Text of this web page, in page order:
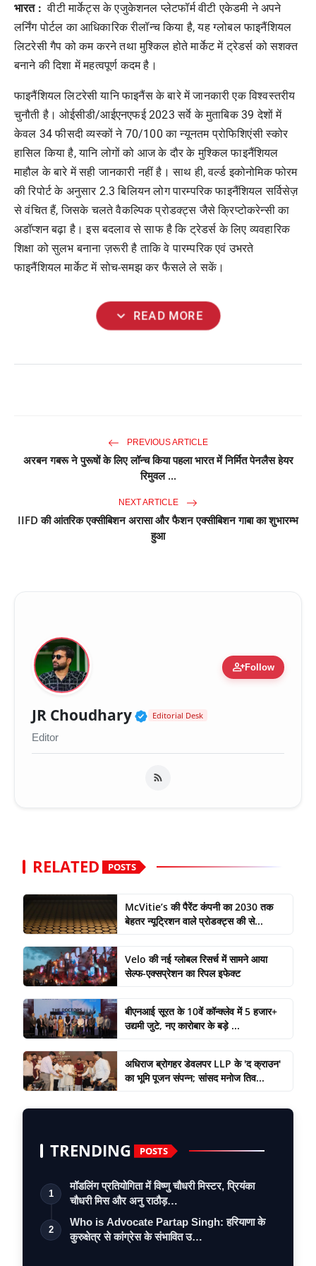
भारत : वीटी मार्केट्स के एजुकेशनल प्लेटफॉर्म वीटी एकेडमी ने अपने
लर्निंग पोर्टल का आधिकारिक रीलॉन्च किया है, यह ग्लोबल फाइनैंशियल
लिटरेसी गैप को कम करने तथा मुश्किल होते मार्केट में ट्रेडर्स को सशक्त
बनाने की दिशा में महत्वपूर्ण कदम है।
फाइनैंशियल लिटरेसी यानि फाइनैंस के बारे में जानकारी एक विश्वस्तरीय
चुनौती है। ओईसीडी/आईएनएफई 2023 सर्वे के मुताबिक 39 देशों में
केवल 34 फीसदी व्यस्कों ने 70/100 का न्यूनतम प्रोफिशिएंसी स्कोर
हासिल किया है, यानि लोगों को आज के दौर के मुश्किल फाइनैंशियल
माहौल के बारे में सही जानकारी नहीं है। साथ ही, वर्ल्ड इकोनोमिक फोरम
की रिपोर्ट के अनुसार 2.3 बिलियन लोग पारम्परिक फाइनैंशियल सर्विसेज़
से वंचित हैं, जिसके चलते वैकल्पिक प्रोडक्ट्स जैसे क्रिप्टोकरेन्सी का
अडॉप्शन बढ़ा है। इस बदलाव से साफ है कि ट्रेडर्स के लिए व्यवहारिक
शिक्षा को सुलभ बनाना ज़रूरी है ताकि वे पारम्परिक एवं उभरते
फाइनैंशियल मार्केट में सोच-समझ कर फैसले ले सकें।
expand_more READ MORE
PREVIOUS ARTICLE
अरबन गबरू ने पुरूषों के लिए लॉन्च किया पहला भारत में निर्मित पेनलैस हेयर
रिमुवल ...
NEXT ARTICLE
IIFD की आंतरिक एक्सीबिशन अरासा और फैशन एक्सीबिशन गाबा का शुभारम्भ
हुआ
person_addFollow
JR Choudhary Verified Public Figure
Editorial Desk
Editor
RELATED POSTS
McVitie’s की पैरेंट कंपनी का 2030 तक
बेहतर न्यूट्रिशन वाले प्रोडक्ट्स की से...
Velo की नई ग्लोबल रिसर्च में सामने आया
सेल्फ-एक्सप्रेशन का रिपल इफेक्ट
बीएनआई सूरत के 10वें कॉन्क्लेव में 5 हजार+
उद्यमी जुटे, नए कारोबार के बड़े ...
अधिराज ब्रोगहर डेवलपर LLP के 'द क्राउन'
का भूमि पूजन संपन्न; सांसद मनोज तिव...
TRENDING POSTS
1
मॉडलिंग प्रतियोगिता में विष्णु चौधरी मिस्टर, प्रियंका
चौधरी मिस और अनु राठौड़…
2
Who is Advocate Partap Singh: हरियाणा के
कुरुक्षेत्र से कांग्रेस के संभावित उ…